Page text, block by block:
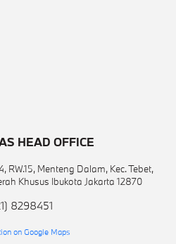
HEAD OFFICE
RW.15, Menteng Dalam, Kec. Tebet,
Khusus Ibukota Jakarta 12870
8298451
on Google Maps